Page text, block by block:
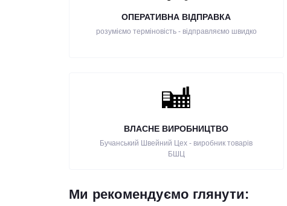
ОПЕРАТИВНА ВІДПРАВКА
розуміємо терміновість - відправляємо швидко
ВЛАСНЕ ВИРОБНИЦТВО
Бучанський Швейний Цех - виробник товарів
БШЦ
Ми рекомендуємо глянути: